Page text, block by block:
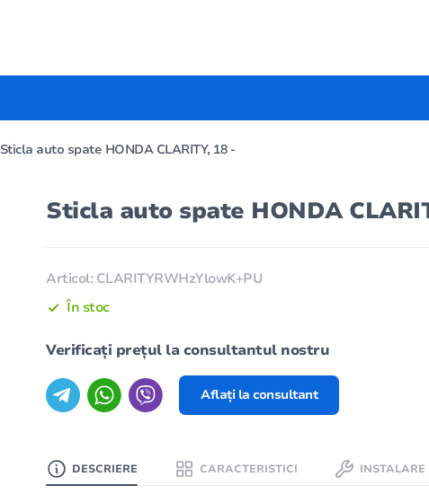
Sticla auto spate HONDA CLARITY, 18 -
Sticla auto spate HONDA
Articol: CLARITYRWHzYlowK+PU
În stoc
Verificați prețul la consultantul nostru
Aflați la consultant
DESCRIERE CARACTERISTICI INSTALARE